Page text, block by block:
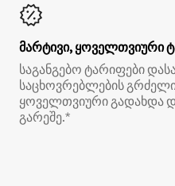
მარტივი, ყოველთვიური
საგანგებო ტარიფები
საცხოვრებლების
ყოველთვიური გადახდა
გარეშე.*